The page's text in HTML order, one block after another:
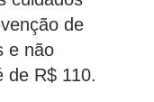
de
e não
de R$ 110.